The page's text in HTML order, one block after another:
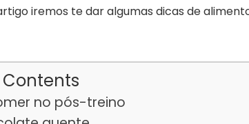
iremos te dar algumas dicas de
no pós-treino